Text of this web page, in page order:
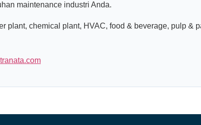
maintenance industri Anda.
plant, chemical plant, HVAC, food & beverage, pulp &